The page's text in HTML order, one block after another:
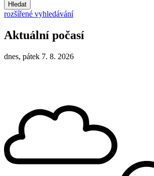
Hledat
rozšířené vyhledávání
Aktuální počasí
dnes, pátek 7. 8. 2026